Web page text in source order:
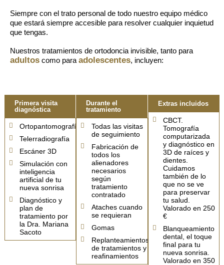
Siempre con el trato personal de todo nuestro equipo médico
que estará siempre accesible para resolver cualquier inquietud
que tengas.
Nuestros tratamientos de ortodoncia invisible, tanto para
adultos como paraadolescentes, incluyen:
Primera visita
diagnóstica
Ortopantomografía
Telerradiografía
Escáner 3D
Simulación con
inteligencia
artificial de tu
nueva sonrisa
Diagnóstico y
plan de
tratamiento por
la Dra. Mariana
Sacoto
Durante el
tratamiento
Todas las visitas
de seguimiento
Fabricación de
todos los
alienadores
necesarios
según
tratamiento
contratado
Ataches cuando
se requieran
Gomas
Replanteamientos
de tratamientos y
reafinamientos
Extras incluidos
CBCT.
Tomografía
computarizada
y diagnóstico en
3D de raíces y
dientes.
Cuidamos
también de lo
que no se ve
para preservar
tu salud.
Valorado en 250
€
Blanqueamiento
dental, el toque
final para tu
nueva sonrisa.
Valorado en 350